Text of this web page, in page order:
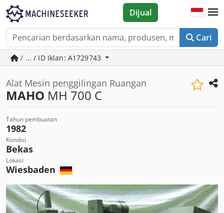
Cari
Dijual
/ ... / ID Iklan: A1729743
Alat Mesin penggilingan Ruangan
MAHO MH 700 C
Tahun pembuatan
1982
Kondisi
Bekas
Lokasi
Wiesbaden